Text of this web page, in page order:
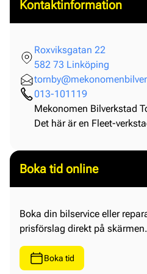
Kontaktinformation
Roxviksgatan 22
582 73 Linköping
013-101119
Mekonomen Bilverkstad
Det här är en Fleet-
Boka tid online
Boka din bilservice eller
prisförslag direkt på
Boka tid